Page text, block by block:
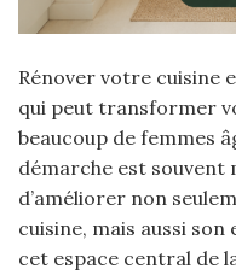
Rénover votre cuisine
qui peut transformer
beaucoup de femmes
démarche est souvent
d’améliorer non
cuisine, mais aussi
cet espace central de